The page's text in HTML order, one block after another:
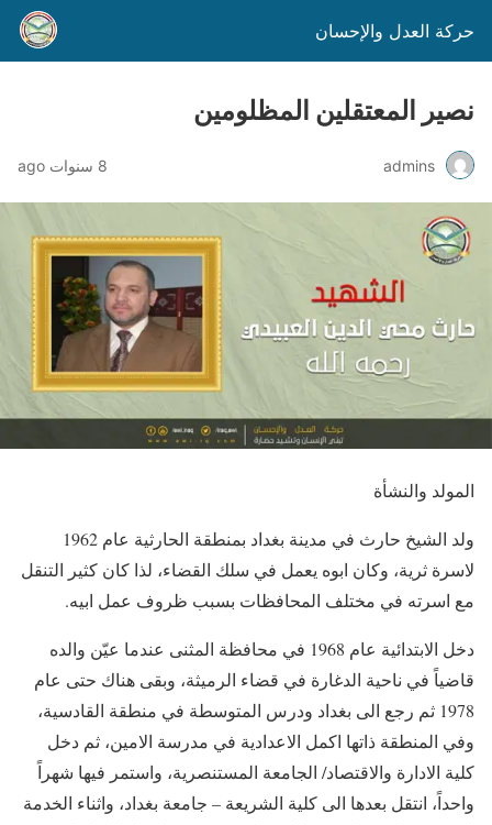
حركة العدل والإحسان
نصير المعتقلين المظلومين
admins 8 سنوات ago
المولد والنشأة
ولد الشيخ حارث في مدينة بغداد بمنطقة الحارثية عام 1962
لاسرة ثرية، وكان ابوه يعمل في سلك القضاء، لذا كان كثير التنقل
مع اسرته في مختلف المحافظات بسبب ظروف عمل ابيه.
دخل الابتدائية عام 1968 في محافظة المثنى عندما عيّن والده
قاضياً في ناحية الدغارة في قضاء الرميثة، وبقى هناك حتى عام
1978 ثم رجع الى بغداد ودرس المتوسطة في منطقة القادسية،
وفي المنطقة ذاتها اكمل الاعدادية في مدرسة الامين، ثم دخل
كلية الادارة والاقتصاد/ الجامعة المستنصرية، واستمر فيها شهراً
واحداً، انتقل بعدها الى كلية الشريعة – جامعة بغداد، واثناء الخدمة